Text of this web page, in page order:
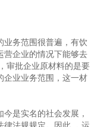
务范围很普遍，有饮
营企业的情况下能够去
审批企业原材料的是要
企业业务范围，这一材
是实名的社会发展，
律法规规定。因此 ，运